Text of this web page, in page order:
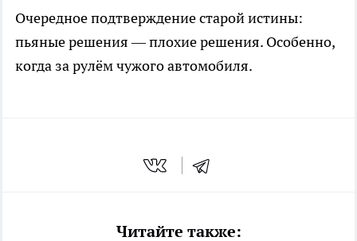
Очередное подтверждение старой истины:
пьяные решения — плохие решения. Особенно,
когда за рулём чужого автомобиля.
Читайте также: